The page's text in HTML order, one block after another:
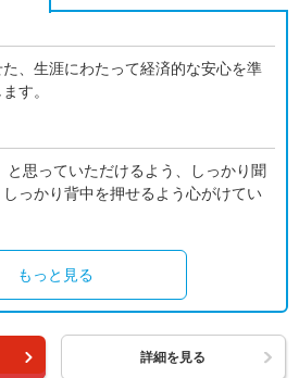
、生涯にわたって経済的な安心を準
す。
と思っていただけるよう、しっかり聞
っかり背中を押せるよう心がけてい
もっと見る
詳細を見る